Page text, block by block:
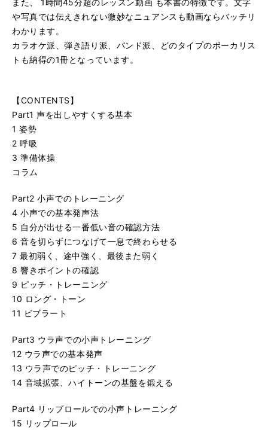
また、 1時間45分超のレッスン動画 も本書の特徴です。文字
や写真では伝えきれない微妙なニュアンスも動画ならバッチリ
わかります。
カラオケ派、弾き語り派、バンド派、どのタイプのボーカリス
トも納得の1冊となっています。
【CONTENTS】
Part1 声を出しやすくする基本
1 姿勢
2 呼吸
3 準備体操
コラム
Part2 小声でのトレーニング
4 小声での基本発声法
5 自分が出せる一番低い音の確認方法
6 音を切らずにつなげて一息で終わらせる
7 最初弱く、途中強く、最後また弱く
8 響きポイントの確認
9 ピッチ・トレーニング
10 ロング・トーン
11 ビブラート
Part3 ウラ声での小声トレーニング
12 ウラ声での基本発声
13 ウラ声でのピッチ・トレーニング
14 音域拡張、ハイトーンの基盤を鍛える
Part4 リップロールでの小声トレーニング
15 リップロール